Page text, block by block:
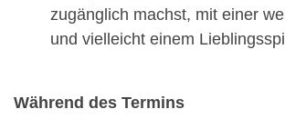
zugänglich machst, mit einer
und vielleicht einem
Während des Termins